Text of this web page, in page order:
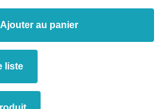
Ajouter au panier